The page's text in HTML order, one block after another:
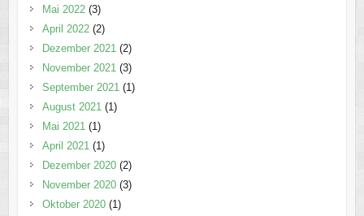
Mai 2022(3)
April 2022(2)
Dezember 2021 (2)
November 2021 (3)
September 2021 (1)
August 2021 (1)
Mai 2021 (1)
April 2021 (1)
Dezember 2020(2)
November 2020(3)
Oktober 2020(1)